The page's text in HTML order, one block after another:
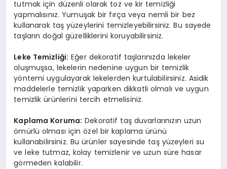
tutmak için düzenli olarak toz ve kir temizliği
yapmalısınız. Yumuşak bir fırça veya nemli bir bez
kullanarak taş yüzeylerini temizleyebilirsiniz. Bu sayede
taşların doğal güzelliklerini koruyabilirsiniz.
Leke Temizliği: Eğer dekoratif taşlarınızda lekeler
oluşmuşsa, lekelerin nedenine uygun bir temizlik
yöntemi uygulayarak lekelerden kurtulabilirsiniz. Asidik
maddelerle temizlik yaparken dikkatli olmalı ve uygun
temizlik ürünlerini tercih etmelisiniz.
Kaplama Koruma: Dekoratif taş duvarlarınızın uzun
ömürlü olması için özel bir kaplama ürünü
kullanabilirsiniz. Bu ürünler sayesinde taş yüzeyleri su
ve leke tutmaz, kolay temizlenir ve uzun süre hasar
görmeden kalabilir.